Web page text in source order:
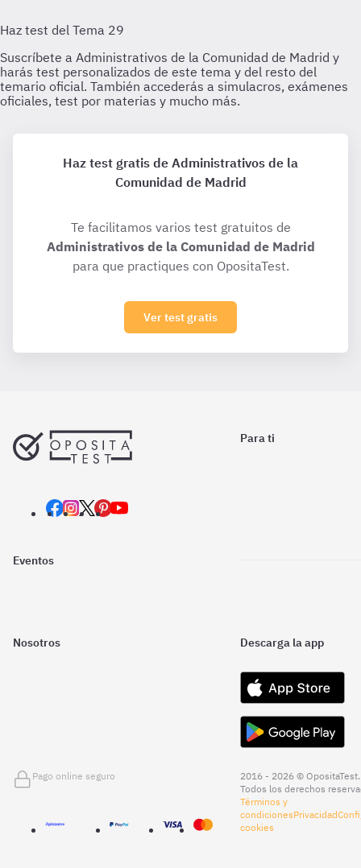
Haz test gratis de Administrativos de la
Comunidad de Madrid
Te facilitamos varios test gratuitos de
Administrativos de la Comunidad de Madrid
para que practiques con OpositaTest.
Ver test gratis
Para ti
Eventos
Nosotros Descarga la app
Pago online seguro
2016 - 2026 © OpositaTest.
Todos los derechos
Términos y
condicionesPrivacidad
cookies